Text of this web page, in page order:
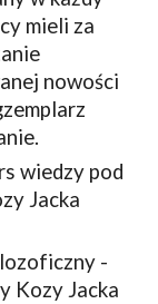
mieli za
nowości
wiedzy pod
Jacka
-
Kozy Jacka